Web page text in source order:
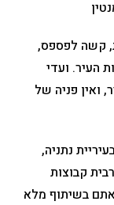
קשה לפספס,
העיר. ועדי
ואין פניה של
נתניה,
קבוצות
אתם בשיתוף מלא